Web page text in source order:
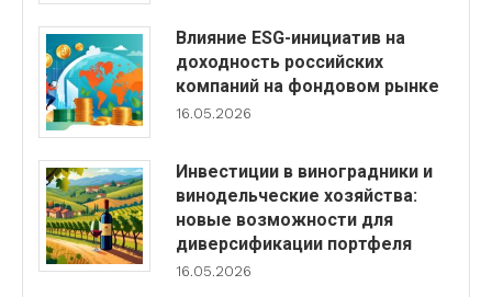
Влияние ESG-инициатив на
доходность российских
компаний на фондовом рынке
16.05.2026
Инвестиции в виноградники и
винодельческие хозяйства:
новые возможности для
диверсификации портфеля
16.05.2026